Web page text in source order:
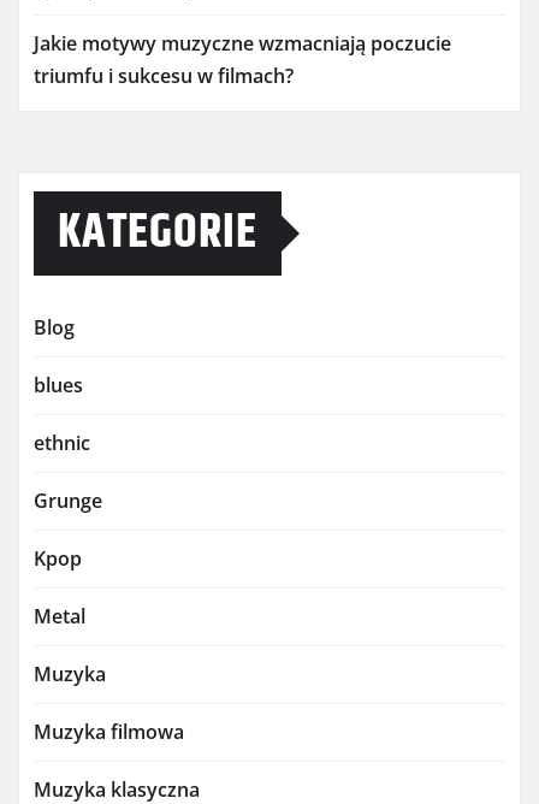
Jakie motywy muzyczne wzmacniają poczucie
triumfu i sukcesu w filmach?
KATEGORIE
Blog
blues
ethnic
Grunge
Kpop
Metal
Muzyka
Muzyka filmowa
Muzyka klasyczna